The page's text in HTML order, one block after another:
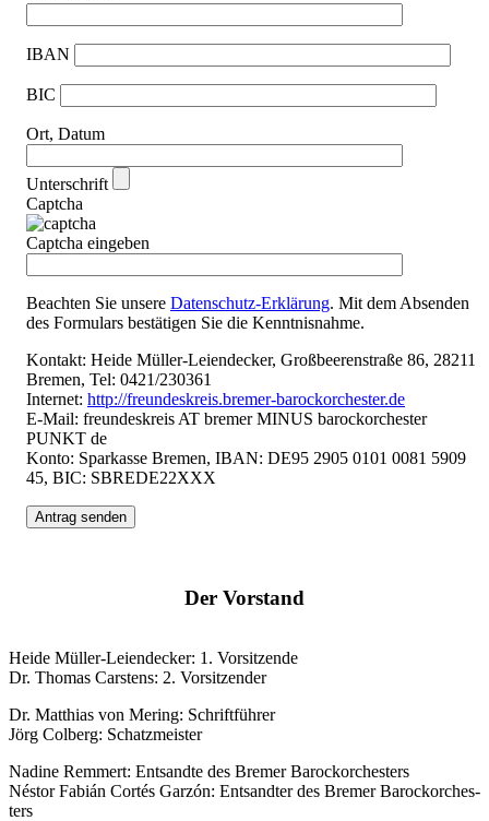
IBAN
BIC
Ort, Datum
Unter­schrift
Captcha
Captcha ein­ge­ben
Beach­ten Sie unse­re Daten­schutz-Erklä­rung. Mit dem Absen­den
des For­mu­lars bestä­ti­gen Sie die Kennt­nis­nah­me.
Kon­takt: Hei­de Mül­ler-Lei­en­de­cker, Groß­bee­ren­stra­ße 86, 28211
Bre­men, Tel: 0421/230361
Inter­net: http://​freun​des​kreis​.bre​mer​-barock​or​ches​ter​.de
E-Mail: freun­des­kreis AT bre­mer MINUS barock­or­ches­ter
PUNKT de
Kon­to: Spar­kas­se Bre­men, IBAN: DE95 2905 0101 0081 5909
45, BIC: SBREDE22XXX
Der Vor­stand
Hei­de Mül­ler-Lei­en­de­cker: 1. Vor­sit­zen­de
Dr. Tho­mas Cars­tens: 2. Vor­sit­zen­der
Dr. Mat­thi­as von Mering: Schrift­füh­rer
Jörg Col­berg: Schatz­meis­ter
Nadi­ne Rem­mert: Ent­sand­te des Bre­mer Barock­or­ches­ters
Nés­tor Fabián Cor­tés Gar­zón: Ent­sand­ter des Bre­mer Barock­or­ches­
ters